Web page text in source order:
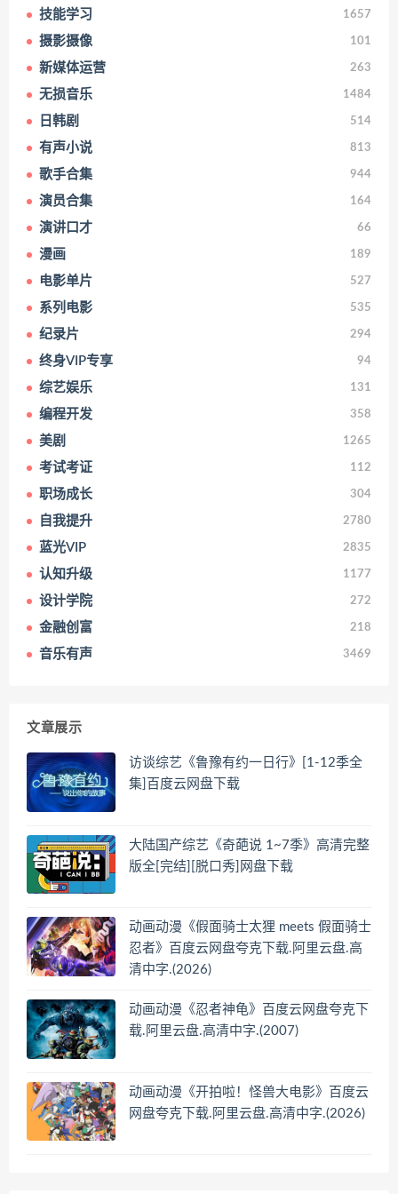
技能学习 1657
摄影摄像 101
新媒体运营 263
无损音乐 1484
日韩剧 514
有声小说 813
歌手合集 944
演员合集 164
演讲口才 66
漫画 189
电影单片 527
系列电影 535
纪录片 294
终身VIP专享 94
综艺娱乐 131
编程开发 358
美剧 1265
考试考证 112
职场成长 304
自我提升 2780
蓝光VIP 2835
认知升级 1177
设计学院 272
金融创富 218
音乐有声 3469
文章展示
访谈综艺《鲁豫有约一日行》[1-12季全
集]百度云网盘下载
大陆国产综艺《奇葩说 1~7季》高清完整
版全[完结][脱口秀]网盘下载
动画动漫《假面骑士太狸 meets 假面骑士
忍者》百度云网盘夸克下载.阿里云盘.高
清中字.(2026)
动画动漫《忍者神龟》百度云网盘夸克下
载.阿里云盘.高清中字.(2007)
动画动漫《开拍啦！怪兽大电影》百度云
网盘夸克下载.阿里云盘.高清中字.(2026)